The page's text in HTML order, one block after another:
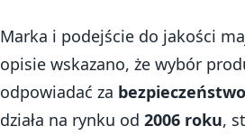
Marka i podejście do jakości
opisie wskazano, że wybór
odpowiadać za
działa na rynku od 2006 roku,